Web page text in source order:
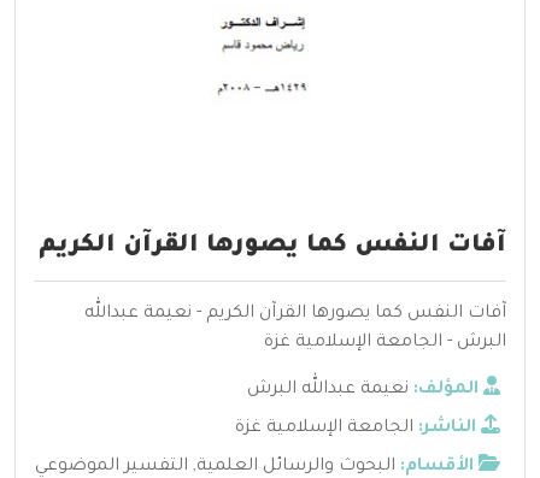
آفات النفس كما يصورها القرآن الكريم
آفات النفس كما يصورها القرآن الكريم - نعيمة عبدالله
البرش - الجامعة الإسلامية غزة
المؤلف: نعيمة عبدالله البرش
الناشر: الجامعة الإسلامية غزة
الأقسام: البحوث والرسائل العلمية, التفسير الموضوعي